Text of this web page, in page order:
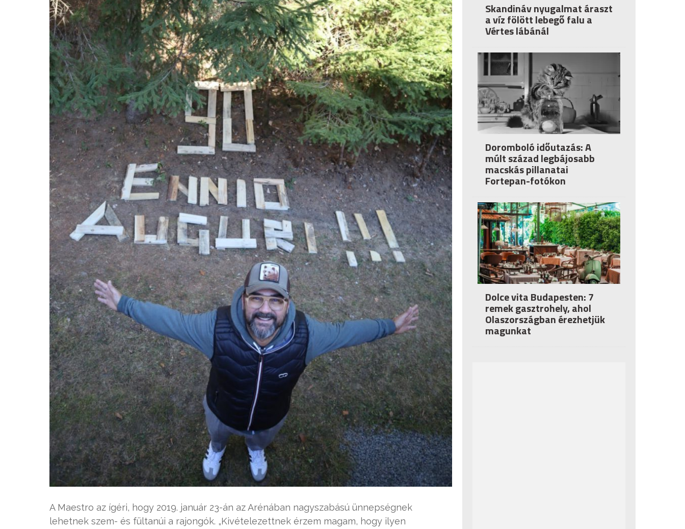
A Maestro az ígéri, hogy 2019. január 23-án az Arénában nagyszabású ünnepségnek
lehetnek szem- és fültanúi a rajongók. „Kivételezettnek érzem magam, hogy ilyen
Skandináv nyugalmat áraszt
a víz fölött lebegő falu a
Vértes lábánál
Doromboló időutazás: A
múlt század legbájosabb
macskás pillanatai
Fortepan-fotókon
Dolce vita Budapesten: 7
remek gasztrohely, ahol
Olaszországban érezhetjük
magunkat